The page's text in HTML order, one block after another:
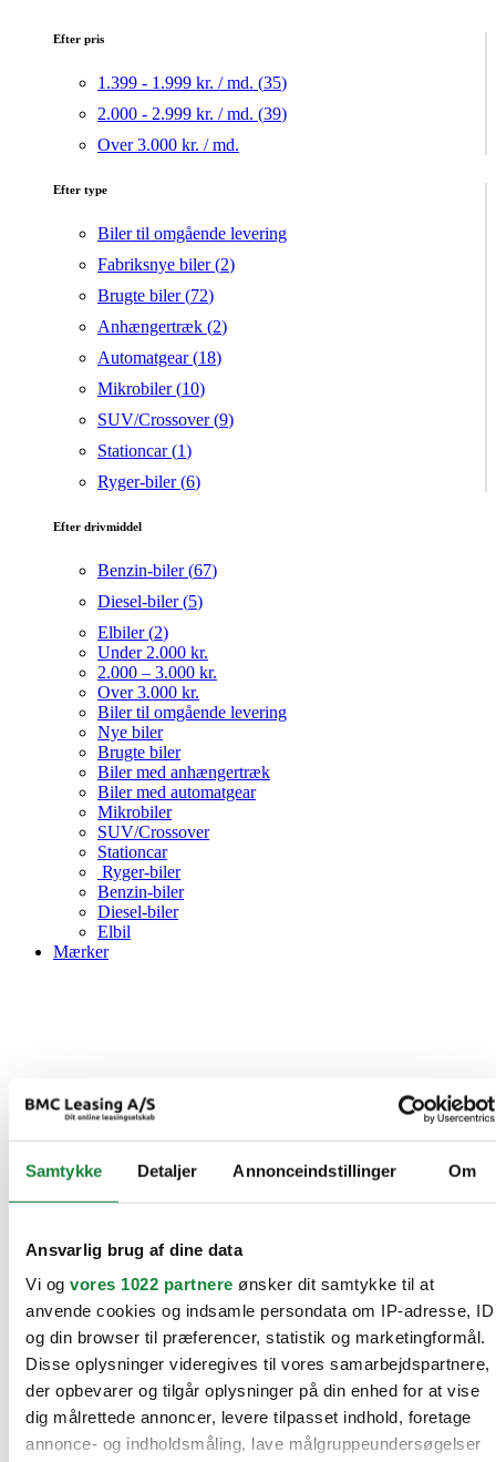
Samtykke Detaljer Annonceindstillinger Om
Ansvarlig brug af dine data
Vi og vores 1022 partnere ønsker dit samtykke til at
anvende cookies og indsamle persondata om IP-adresse, ID
og din browser til præferencer, statistik og marketingformål.
Disse oplysninger videregives til vores samarbejdspartnere,
der opbevarer og tilgår oplysninger på din enhed for at vise
dig målrettede annoncer, levere tilpasset indhold, foretage
annonce- og indholdsmåling, lave målgruppeundersøgelser
Efter pris
1.399 - 1.999 kr. / md. (35)
2.000 - 2.999 kr. / md. (39)
Over 3.000 kr. / md.
Efter type
Biler til omgående levering
Fabriksnye biler (2)
Brugte biler (72)
Anhængertræk (2)
Automatgear (18)
Mikrobiler (10)
SUV/Crossover (9)
Stationcar (1)
Ryger-biler (6)
Efter drivmiddel
Benzin-biler (67)
Diesel-biler (5)
Elbiler (2)
Under 2.000 kr.
2.000 – 3.000 kr.
Over 3.000 kr.
Biler til omgående levering
Nye biler
Brugte biler
Biler med anhængertræk
Biler med automatgear
Mikrobiler
SUV/Crossover
Stationcar
Ryger-biler
Benzin-biler
Diesel-biler
Elbil
Mærker